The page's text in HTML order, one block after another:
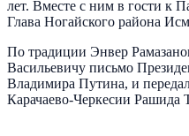
лет. Вместе с ним в гости к
Глава Ногайского района
По традиции Энвер
Васильевичу письмо
Владимира Путина, и
Карачаево-Черкесии Рашида